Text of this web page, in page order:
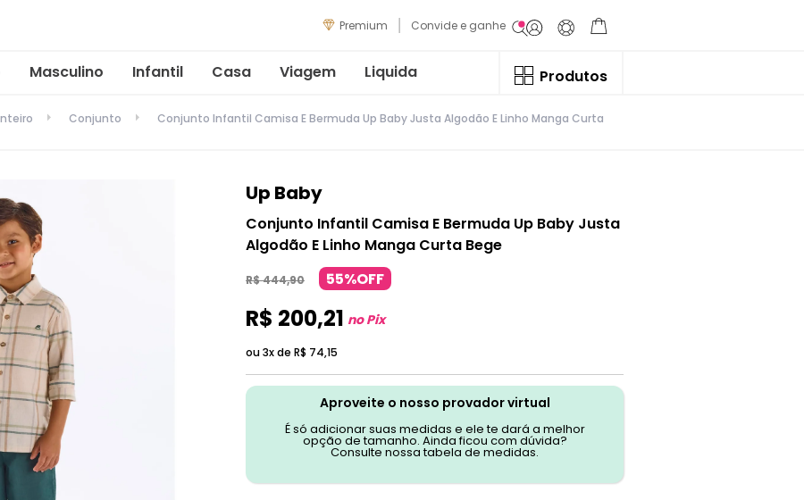
Premium Convide e ganhe
Masculino Infantil Casa Viagem Liquida Produtos
Conjunto
Conjunto Infantil Camisa E Bermuda Up Baby Justa Algodão E Linho Manga Curta
Up Baby
Conjunto Infantil Camisa E Bermuda Up Baby Justa
Algodão E Linho Manga Curta Bege
R$444,90 55%OFF
R$ 200,21 no Pix
ou 3x de R$ 74,15
Aproveite o nosso provador virtual
É só adicionar suas medidas e ele te dará a melhor
opção de tamanho. Ainda ficou com dúvida?
Consulte nossa tabela de medidas.